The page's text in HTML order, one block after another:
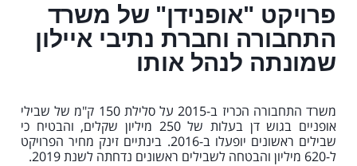
פרויקט "אופנידן" של משרד
התחבורה וחברת נתיבי איילון
שמונתה לנהל אותו
משרד התחבורה הכריז ב-2015 על סלילת 150 ק"מ של שבילי
אופניים בגוש דן בעלות של 250 מיליון שקלים, והבטיח כי
שבילים ראשונים יופעלו ב-2016. בינתיים זינק מחיר הפרויקט
ל-620 מיליון והבטחה לשבילים ראשונים נדחתה לשנת 2019.